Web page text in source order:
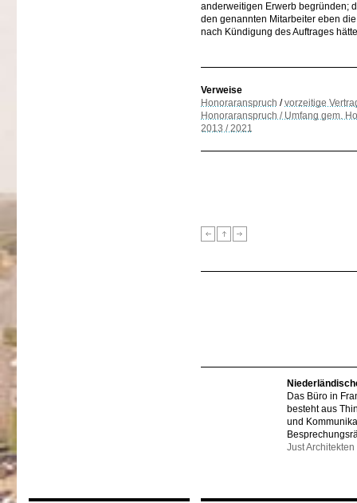
anderweitigen Erwerb begründen;
den genannten Mitarbeiter eben
nach Kündigung des Auftrages
Verweise
Honoraranspruch /vorzeitige
Honoraranspruch / Umfang gem.
2013 / 2021
Das Büro in
besteht aus
und
Just Architekten